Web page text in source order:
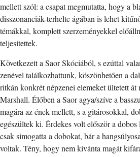
mellett szól: a csapat megmutatta, hogy a
disszonanciák-terhelte ágában is lehet
témákkal, komplett szerzeményekkel
teljesítettek.
Következett a Saor Skóciából, s ezúttal
zenével találkozhattunk, köszönhetően a
ritkán konkrét népzenei elemeket ültetett
Marshall. Élőben a Saor agya/szíve a
magára az ének mellett, s a gitárosokkal,
egészültek ki. Érdekes volt először a
csak simogatta a dobokat, bár a
voltak. Tény, hogy nem kívánta magát